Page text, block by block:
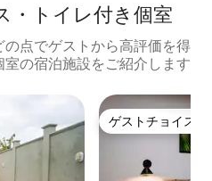
・トイレ付き個室
点でゲストから高評価を得
の宿泊施設をご紹介します
ゲストチョイス
ゲストチョイス